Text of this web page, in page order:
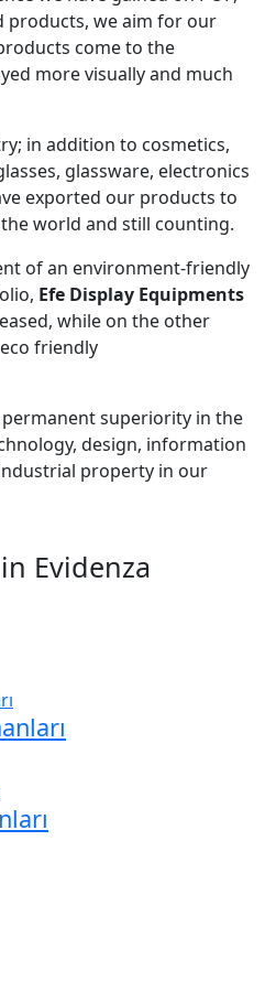
products, we aim for our
come to the
more visually and much
in addition to cosmetics,
glassware, electronics
exported our products to
world and still counting.
of an environment-friendly
Efe Display Equipments
while on the other
friendly
superiority in the
design, information
property in our
Evidenza